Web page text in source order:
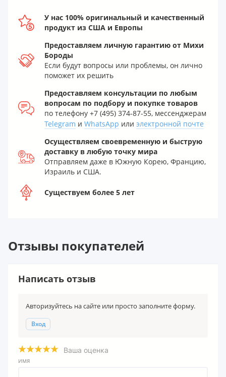
У нас 100% оригинальный и качественный
продукт из США и Европы
Предоставляем личную гарантию от Михи
Бороды
Если будут вопросы или проблемы, он лично
поможет их решить
Предоставляем консультации по любым
вопросам по подбору и покупке товаров
по телефону +7 (495) 374-87-55, мессенджерам
Telegram и WhatsApp или электронной почте
Осуществляем своевременную и быструю
доставку в любую точку мира
Отправляем даже в Южную Корею, Францию,
Израиль и США.
Существуем более 5 лет
Отзывы покупателей
Написать отзыв
Авторизуйтесь на сайте или просто заполните форму.
Вход
Ваша оценка
ИМЯ